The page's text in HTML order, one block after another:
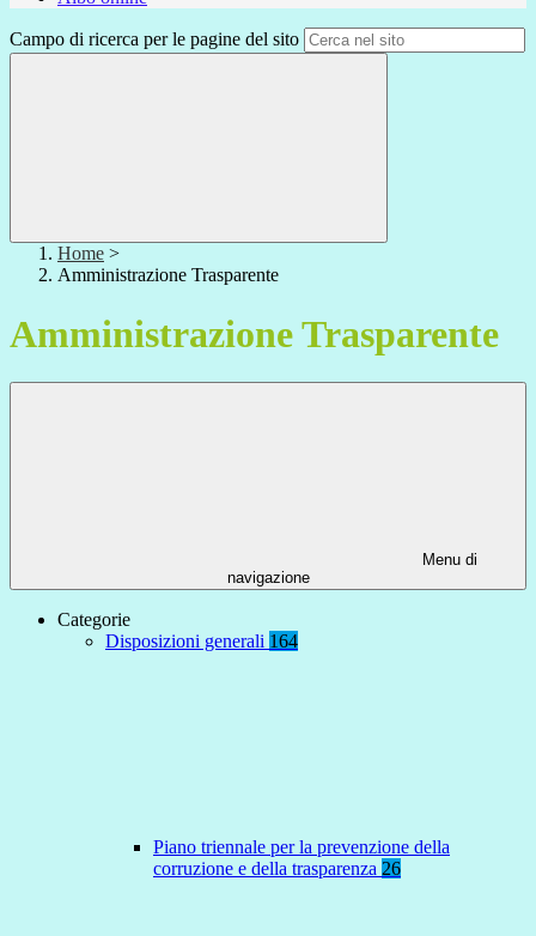
Campo di ricerca per le pagine del sito
Home >
Amministrazione Trasparente
Amministrazione Trasparente
Menu di
navigazione
Categorie
Disposizioni generali 164
Piano triennale per la prevenzione della
corruzione e della trasparenza 26